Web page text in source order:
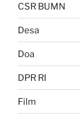
CSR BUMN
Desa
Doa
DPR RI
Film